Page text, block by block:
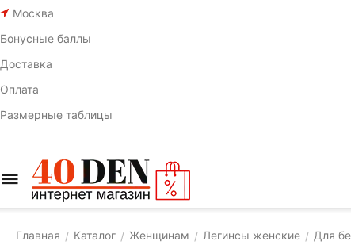
Москва
Бонусные баллы
Доставка
Оплата
Размерные таблицы
Главная / Каталог / Женщинам / Легинсы женские / Для